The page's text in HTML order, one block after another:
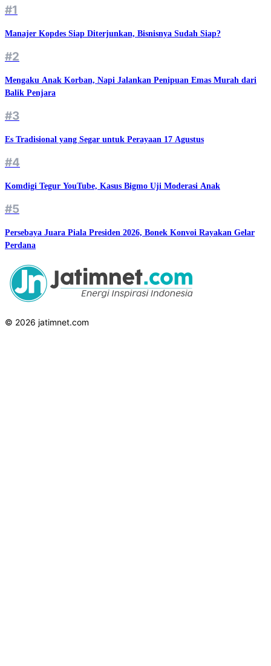
#1
Manajer Kopdes Siap Diterjunkan, Bisnisnya Sudah Siap?
#2
Mengaku Anak Korban, Napi Jalankan Penipuan Emas Murah dari
Balik Penjara
#3
Es Tradisional yang Segar untuk Perayaan 17 Agustus
#4
Komdigi Tegur YouTube, Kasus Bigmo Uji Moderasi Anak
#5
Persebaya Juara Piala Presiden 2026, Bonek Konvoi Rayakan Gelar
Perdana
© 2026 jatimnet.com